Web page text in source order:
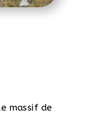
massif de